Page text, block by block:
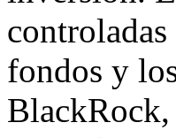
fondos y
BlackRock,